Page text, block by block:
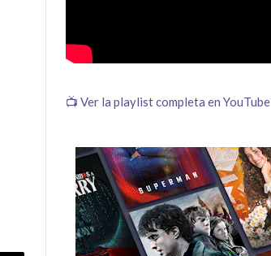
📺 Ver la playlist completa en YouTube